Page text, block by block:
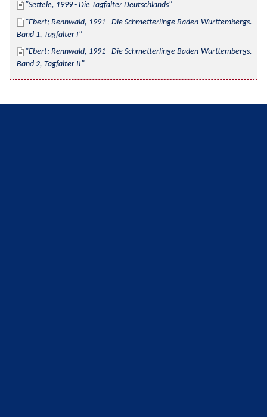
Settele, 1999 - Die Tagfalter Deutschlands
Ebert; Rennwald, 1991 - Die Schmetterlinge Baden-Württembergs.
Band 1, Tagfalter I
Ebert; Rennwald, 1991 - Die Schmetterlinge Baden-Württembergs.
Band 2, Tagfalter II